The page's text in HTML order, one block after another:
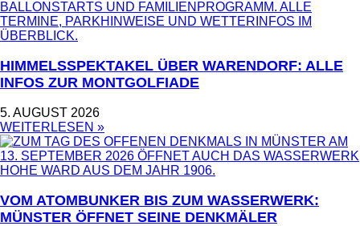
HIMMELSSPEKTAKEL ÜBER WARENDORF: ALLE
INFOS ZUR MONTGOLFIADE
5. AUGUST 2026
WEITERLESEN »
VOM ATOMBUNKER BIS ZUM WASSERWERK:
MÜNSTER ÖFFNET SEINE DENKMÄLER